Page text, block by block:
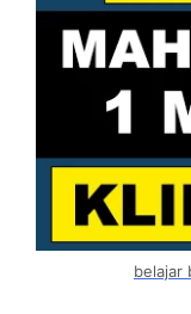
belajar